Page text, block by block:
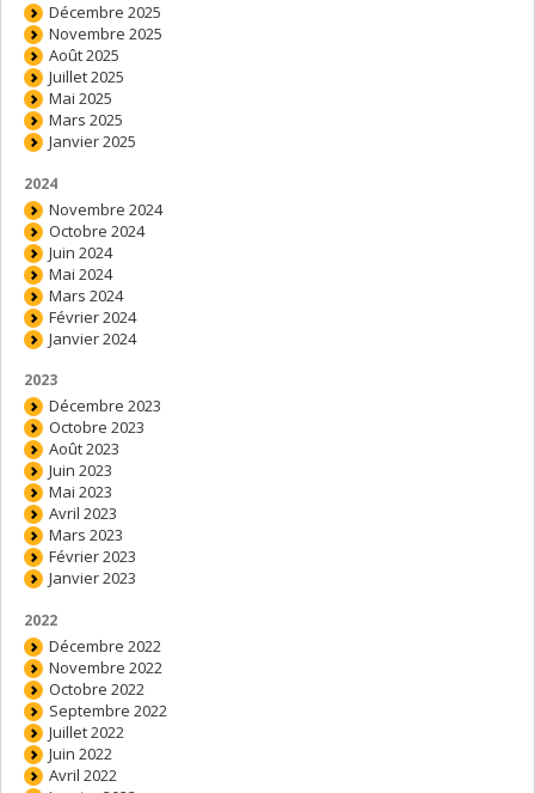
Décembre 2025
Novembre 2025
Août 2025
Juillet 2025
Mai 2025
Mars 2025
Janvier 2025
2024
Novembre 2024
Octobre 2024
Juin 2024
Mai 2024
Mars 2024
Février 2024
Janvier 2024
2023
Décembre 2023
Octobre 2023
Août 2023
Juin 2023
Mai 2023
Avril 2023
Mars 2023
Février 2023
Janvier 2023
2022
Décembre 2022
Novembre 2022
Octobre 2022
Septembre 2022
Juillet 2022
Juin 2022
Avril 2022